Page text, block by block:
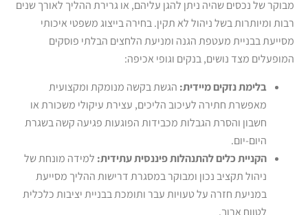
מבוקר של נכסים שהיה ניתן להגן עליהם, או גרירת ההליך לאורך שנים
רבות ומיותרות בשל ניהול לא תקין. בחירה בייצוג משפטי איכותי
מסייעת בבניית מעטפת הגנה ומניעת הלחצים הבלתי פוסקים
המופעלים מצד נושים, בנקים וגופי אכיפה:
בלימת נזקים מיידית:הגשת בקשה מנומקת ומקצועית
מאפשרת חתירה לעיכוב הליכים, עצירת עיקולי משכורת או
חשבון והסרת הגבלות מכבידות הפוגעות פגיעה קשה בשגרת
היום-יום.
הקניית כלים להתנהלות פיננסית עתידית:למידה מונחת של
ניהול תקציב נכון ומבוקר במסגרת דרישות ההליך מסייעת
במניעת חזרה על טעויות עבר ותומכת בבניית יציבות כלכלית
לטווח ארוך.